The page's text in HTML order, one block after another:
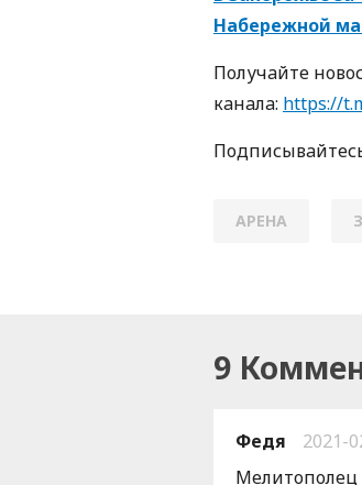
Набережной
Пoлучaйте
кaнaлa: https://
АРЕНА
9
Федя
2021-
Мелитополец